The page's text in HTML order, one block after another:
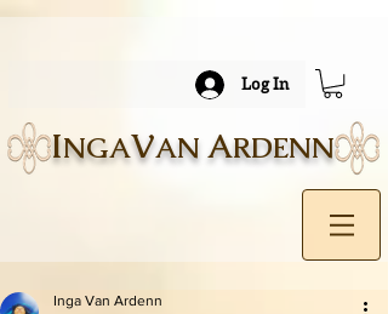
Log In
INGAVAN ARDENN
Inga Van Ardenn